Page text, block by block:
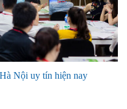
Nội uy tín hiện nay